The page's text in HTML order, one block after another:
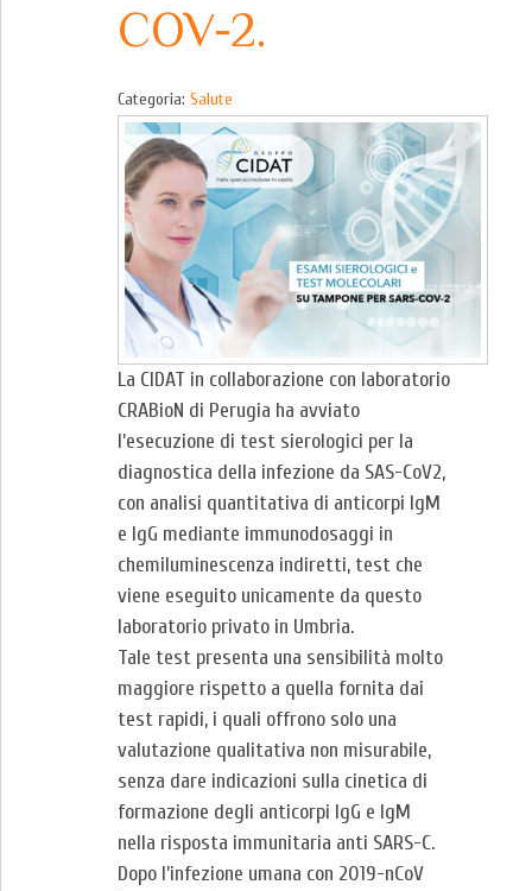
COV-2.
Categoria: Salute
La CIDAT in collaborazione con laboratorio
CRABioN di Perugia ha avviato
l’esecuzione di test sierologici per la
diagnostica della infezione da SAS-CoV2,
con analisi quantitativa di anticorpi IgM
e IgG mediante immunodosaggi in
chemiluminescenza indiretti, test che
viene eseguito unicamente da questo
laboratorio privato in Umbria.
Tale test presenta una sensibilità molto
maggiore rispetto a quella fornita dai
test rapidi, i quali offrono solo una
valutazione qualitativa non misurabile,
senza dare indicazioni sulla cinetica di
formazione degli anticorpi IgG e IgM
nella risposta immunitaria anti SARS-C.
Dopo l’infezione umana con 2019-nCoV